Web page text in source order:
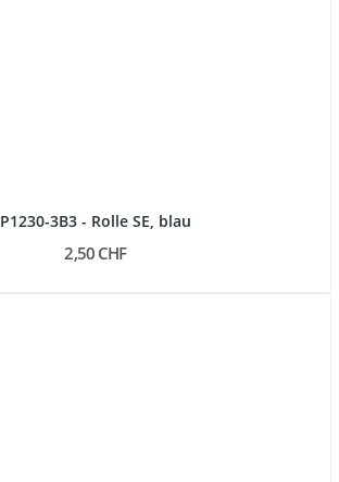
P1230-3B3 - Rolle SE, blau
2,50 CHF